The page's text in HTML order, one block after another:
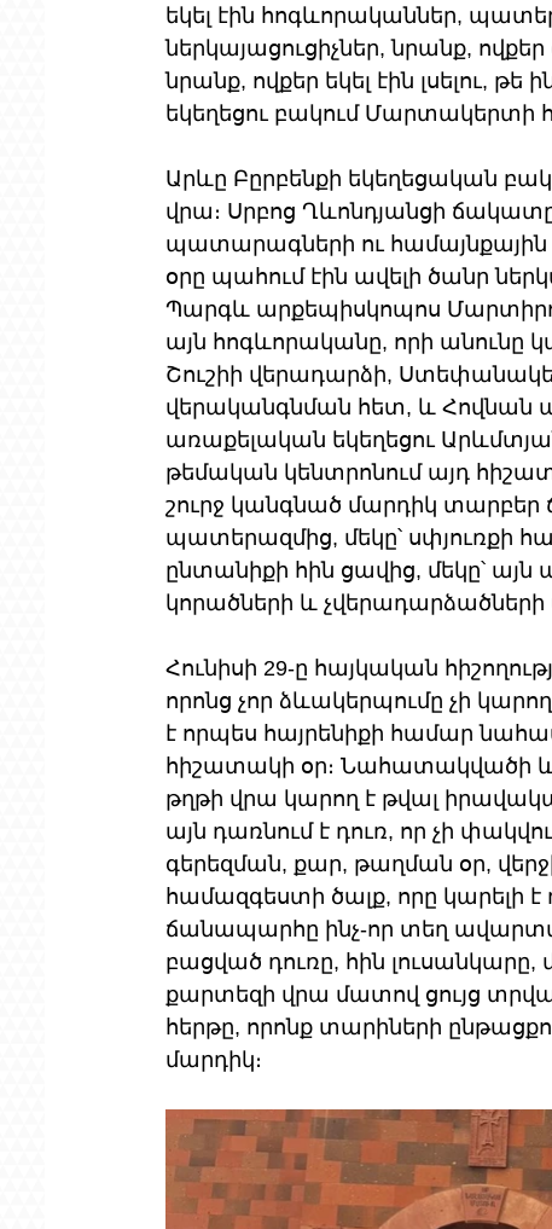
եկել էին հոգևորականներ,
ներկայացուցիչներ, նրանք,
նրանք, ովքեր եկել էին լսելու,
եկեղեցու բակում Մարտակերտի
Արևը Բըրբենքի եկեղեցական
վրա։ Սրբոց Ղևոնդյանցի
պատարագների ու համայնքային
օրը պահում էին ավելի ծանր
Պարգև արքեպիսկոպոս
այն հոգևորականը, որի
Շուշիի վերադարձի,
վերականգնման հետ, և Հովնան
առաքելական եկեղեցու
թեմական կենտրոնում այդ
շուրջ կանգնած մարդիկ տարբեր
պատերազմից, մեկը՝ սփյուռքի
ընտանիքի հին ցավից, մեկը՝ այն
կորածների և
Հունիսի 29-ը հայկական
որոնց չոր ձևակերպումը չի
է որպես հայրենիքի համար
հիշատակի օր։ Նահատակվածի և
թղթի վրա կարող է թվալ
այն դառնում է դուռ, որ չի
գերեզման, քար, թաղման օր,
համազգեստի ծալք, որը կարելի
ճանապարհը ինչ-որ տեղ
բացված դուռը, հին
քարտեզի վրա մատով ցույց
հերթը, որոնք տարիների
մարդիկ։